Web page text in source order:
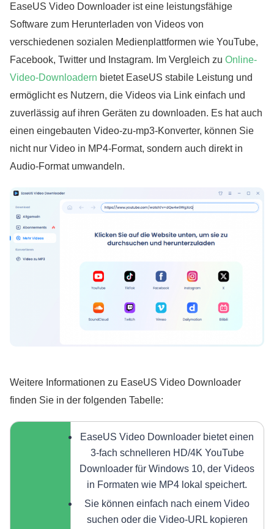
EaseUS Video Downloader ist eine leistungsfähige
Software zum Herunterladen von Videos von
verschiedenen sozialen Medienplattformen wie YouTube,
Facebook, Twitter und Instagram. Im Vergleich zu Online-
Video-Downloadern bietet EaseUS stabile Leistung und
ermöglicht es Nutzern, die Videos via Link einfach und
zuverlässig auf ihren Geräten zu downloaden. Es hat auch
einen eingebauten Video-zu-mp3-Konverter, können Sie
nicht nur Video in MP4-Format, sondern auch direkt in
Audio-Format umwandeln.
Weitere Informationen zu EaseUS Video Downloader
finden Sie in der folgenden Tabelle:
EaseUS Video Downloader bietet einen
3-fach schnelleren HD/4K YouTube
Downloader für Windows 10, der Videos
in Formaten wie MP4 lokal speichert.
Sie können einfach nach einem Video
suchen oder die Video-URL kopieren